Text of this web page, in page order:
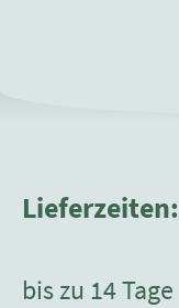
Lieferzeiten:
bis zu 14 Tage